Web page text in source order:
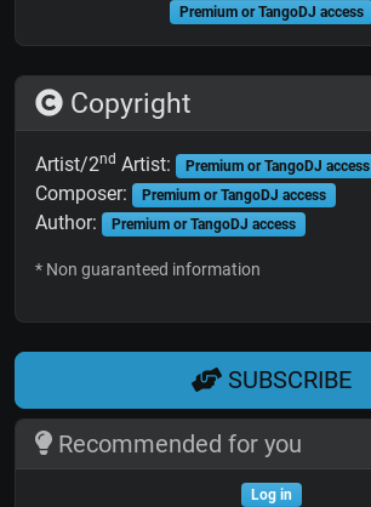
Premium or TangoDJ access
Copyright
Artist/2nd Artist: Premium or TangoDJ access
Composer: Premium or TangoDJ access
Author: Premium or TangoDJ access
* Non guaranteed information
SUBSCRIBE
Recommended for you
Log in